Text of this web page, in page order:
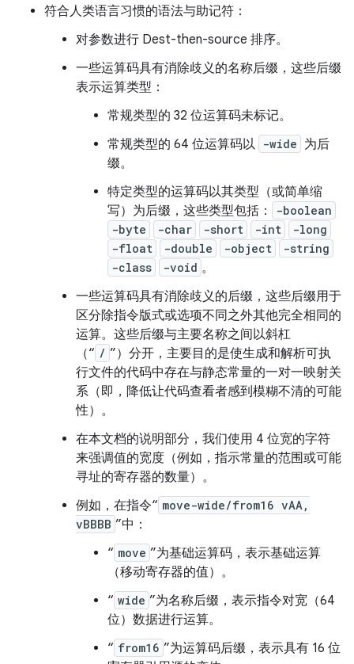
符合人类语言习惯的语法与助记符：
对参数进行 Dest-then-source 排序。
一些运算码具有消除歧义的名称后缀，这些后缀
表示运算类型：
常规类型的 32 位运算码未标记。
常规类型的 64 位运算码以 -wide 为后
缀。
特定类型的运算码以其类型（或简单缩
写）为后缀，这些类型包括：
-boolean
-byte
-char -short -int
-long
-float
-double -object
-string
-class
-void 。
一些运算码具有消除歧义的后缀，这些后缀用于
区分除指令版式或选项不同之外其他完全相同的
运算。这些后缀与主要名称之间以斜杠
（“ / ”）分开，主要目的是使生成和解析可执
行文件的代码中存在与静态常量的一对一映射关
系（即，降低让代码查看者感到模糊不清的可能
性）。
在本文档的说明部分，我们使用 4 位宽的字符
来强调值的宽度（例如，指示常量的范围或可能
寻址的寄存器的数量）。
例如，在指令“ move-wide/from16 vAA,
vBBBB ”中：
“ move ”为基础运算码，表示基础运算
（移动寄存器的值）。
“ wide ”为名称后缀，表示指令对宽（64
位）数据进行运算。
“ from16 ”为运算码后缀，表示具有 16 位